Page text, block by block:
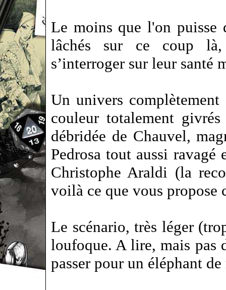
Le moins que l'on puisse
lâchés sur ce coup là,
s’interroger sur leur santé
Un univers complètement
couleur totalement
débridée de Chauvel,
Pedrosa tout aussi
Christophe Araldi (la
voilà ce que vous propose
Le scénario, très léger
loufoque. A lire, mais pas
passer pour un éléphant